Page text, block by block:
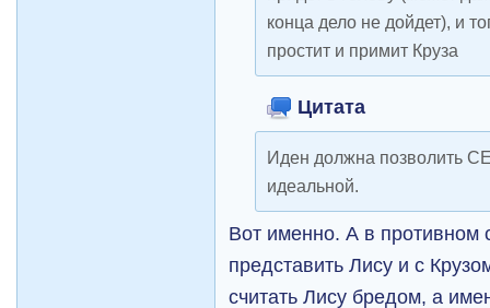
конца дело не дойдет), и
простит и примит Круза
Цитата
Иден должна позволить
идеальной.
Вот именно. А в противном
представить Лису и с
считать Лису бредом, а